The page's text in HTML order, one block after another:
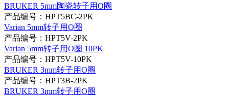
BRUKER 5mm陶瓷转子用O圈
产品编号：HPT5BC-2PK
Varian 5mm转子用O圈
产品编号：HPT5V-2PK
Varian 5mm转子用O圈 10PK
产品编号：HPT5V-10PK
BRUKER 3mm转子用O圈
产品编号：HPT3B-2PK
BRUKER 3mm转子用O圈